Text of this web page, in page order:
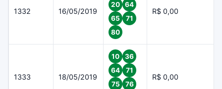
1332 16/05/2019
20
64
65
71
80
R$ 0,00
1333 18/05/2019
10
36
64
71
75
76
R$ 0,00